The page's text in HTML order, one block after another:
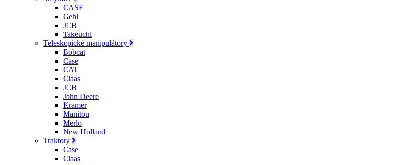
CASE
Gehl
JCB
Takeuchi
Teleskopické manipulátory
Bobcat
Case
CAT
Claas
JCB
John Deere
Kramer
Manitou
Merlo
New Holland
Traktory
Case
Claas